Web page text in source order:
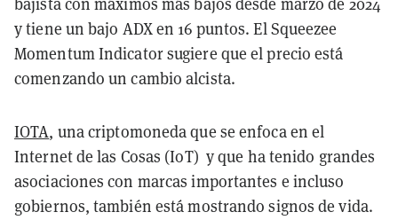
bajista con máximos más bajos desde marzo de 2024
y tiene un bajo ADX en 16 puntos. El Squeezee
Momentum Indicator sugiere que el precio está
comenzando un cambio alcista.
IOTA, una criptomoneda que se enfoca en el
Internet de las Cosas (IoT) y que ha tenido grandes
asociaciones con marcas importantes e incluso
gobiernos, también está mostrando signos de vida.